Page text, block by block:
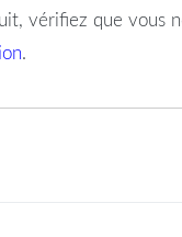
vérifiez que vous
.